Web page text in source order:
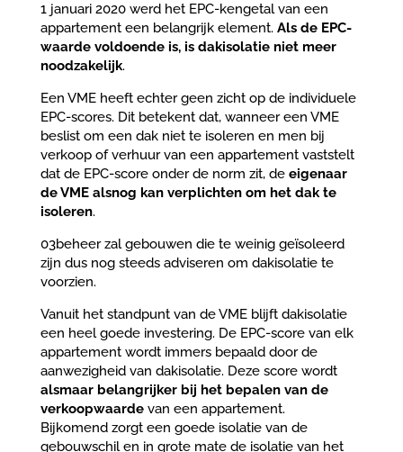
1 januari 2020 werd het EPC-kengetal van een
appartement een belangrijk element. Als de EPC-
waarde voldoende is, is dakisolatie niet meer
noodzakelijk.
Een VME heeft echter geen zicht op de individuele
EPC-scores. Dit betekent dat, wanneer een VME
beslist om een dak niet te isoleren en men bij
verkoop of verhuur van een appartement vaststelt
dat de EPC-score onder de norm zit, de eigenaar
de VME alsnog kan verplichten om het dak te
isoleren.
03beheer zal gebouwen die te weinig geïsoleerd
zijn dus nog steeds adviseren om dakisolatie te
voorzien.
Vanuit het standpunt van de VME blijft dakisolatie
een heel goede investering. De EPC-score van elk
appartement wordt immers bepaald door de
aanwezigheid van dakisolatie. Deze score wordt
alsmaar belangrijker bij het bepalen van de
verkoopwaardevan een appartement.
Bijkomend zorgt een goede isolatie van de
gebouwschil en in grote mate de isolatie van het